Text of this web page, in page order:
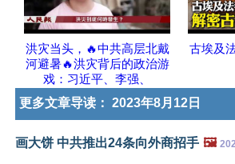
洪灾当头，🔥中共高层北戴
河避暑🔥洪灾背后的政治游
戏：习近平、李强、
古埃及
更多文章导读： 2023年8月12日
画大饼 中共推出24条向外商招手 🖼️